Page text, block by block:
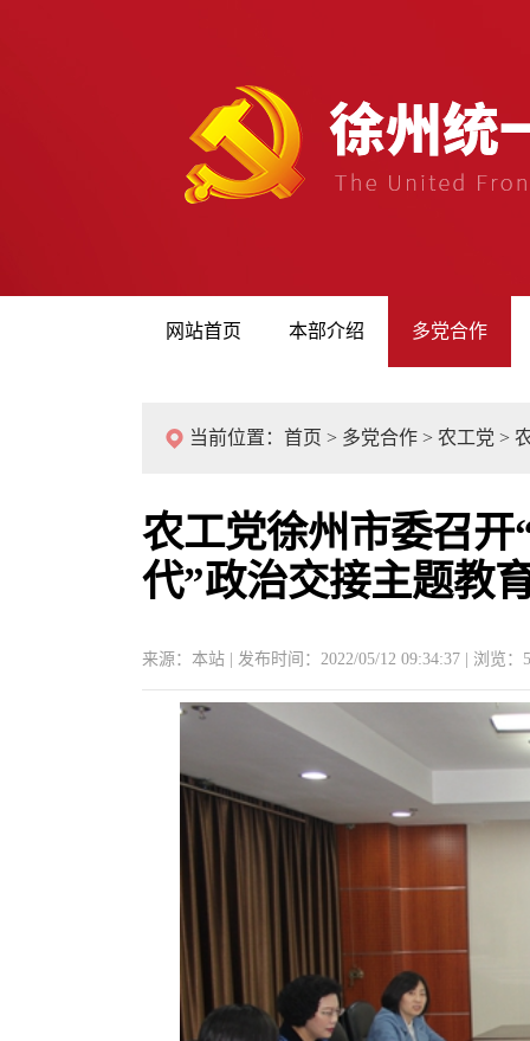
网站首页 本部介绍 多党合作
当前位置： 首页 > 多党合作 > 农工党 >
农工党徐州市委召
代”政治交接主题教
来源：本站 | 发布时间：2022/05/12 09:34:37 | 浏览：